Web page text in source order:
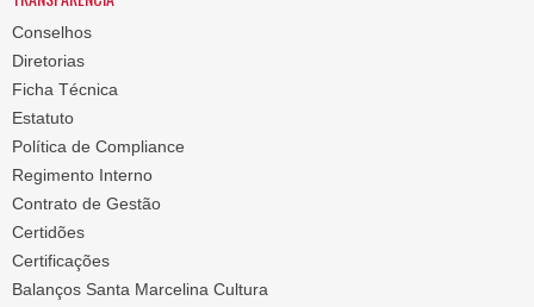
Conselhos
Diretorias
Ficha Técnica
Estatuto
Política de Compliance
Regimento Interno
Contrato de Gestão
Certidões
Certificações
Balanços Santa Marcelina Cultura